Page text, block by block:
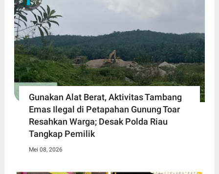
Gunakan Alat Berat, Aktivitas Tambang
Emas Ilegal di Petapahan Gunung Toar
Resahkan Warga; Desak Polda Riau
Tangkap Pemilik
Mei 08, 2026